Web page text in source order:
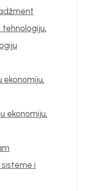
ekonomiju,
ekonomiju,
i